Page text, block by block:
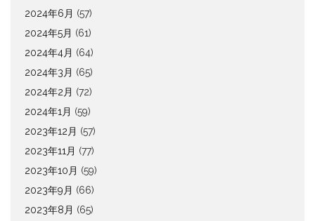
2024年6月 (57)
2024年5月 (61)
2024年4月 (64)
2024年3月 (65)
2024年2月 (72)
2024年1月 (59)
2023年12月 (57)
2023年11月 (77)
2023年10月 (59)
2023年9月 (66)
2023年8月 (65)